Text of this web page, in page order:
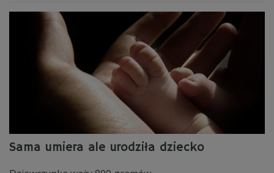
Sama umiera ale urodziła dziecko